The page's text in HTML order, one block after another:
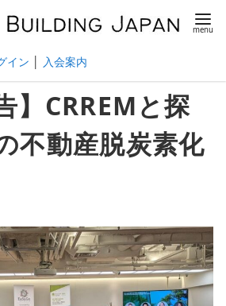
イン 入会案内
】CRREMと探
不動産脱炭素化